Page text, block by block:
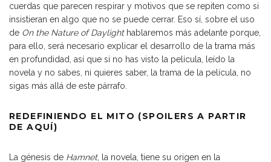
cuerdas que parecen respirar y motivos que se repiten como si
insistieran en algo que no se puede cerrar. Eso sí, sobre el uso
de On the Nature of Daylighthablaremos más adelante porque,
para ello, será necesario explicar el desarrollo de la trama más
en profundidad, así que si no has visto la película, leído la
novela y no sabes, ni quieres saber, la trama de la película, no
sigas más allá de este párrafo.
REDEFINIENDO EL MITO (SPOILERS A PARTIR
DE AQUÍ)
La génesis de Hamnet, la novela, tiene su origen en la